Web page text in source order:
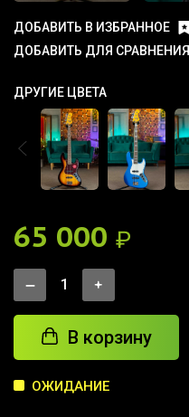
ДОБАВИТЬ В ИЗБРАННОЕ
ДОБАВИТЬ ДЛЯ СРАВНЕНИЯ
ДРУГИЕ ЦВЕТА
65 000 ₽
В корзину
ОЖИДАНИЕ